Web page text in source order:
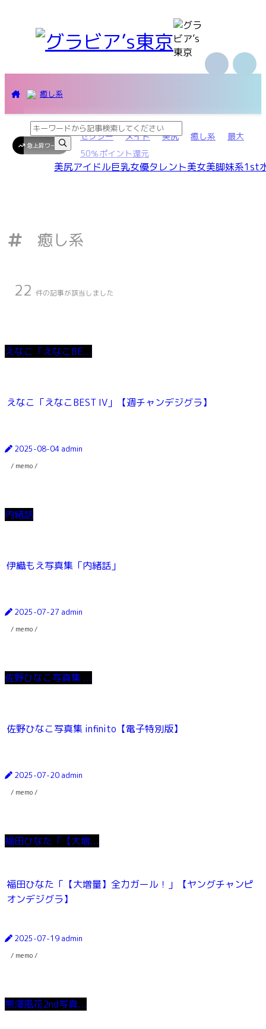
美尻アイドル巨乳女優タレント美女美脚妹系1st
癒し系
急上昇ワード
セクシー メイド 美尻 癒し系
最大
50％ポイント還元
癒し系
22 件の記事が該当しました
えなこ「えなこBE...
えなこ「えなこBEST IV」【週チャンデジグラ】
2025-08-04 admin
/ memo /
内緒話
伊織もえ写真集「内緒話」
2025-07-27 admin
/ memo /
佐野ひなこ写真集 ...
佐野ひなこ写真集 infinito【電子特別版】
2025-07-20 admin
/ memo /
福田ひなた「【大増...
福田ひなた「【大増量】全力ガール！」【ヤングチャンピ
オンデジグラ】
2025-07-19 admin
/ memo /
熊澤風花2nd写真...